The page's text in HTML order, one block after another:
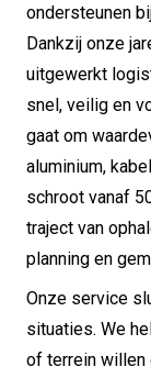
ondersteunen
Dankzij onze
uitgewerkt
snel, veilig en
gaat om
aluminium,
schroot vanaf
traject van
planning en
Onze service
situaties. We
of terrein willen